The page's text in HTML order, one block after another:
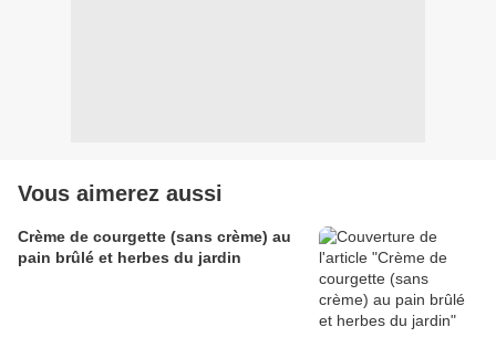
Vous aimerez aussi
Crème de courgette (sans crème) au
pain brûlé et herbes du jardin